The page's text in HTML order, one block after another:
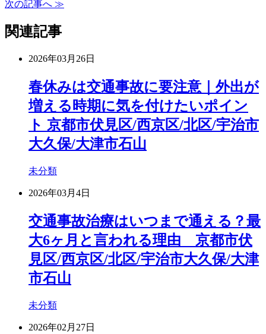
次の記事へ ≫
関連記事
2026年03月26日
春休みは交通事故に要注意｜外出が
増える時期に気を付けたいポイン
ト 京都市伏見区/西京区/北区/宇治市
大久保/大津市石山
未分類
2026年03月4日
交通事故治療はいつまで通える？最
大6ヶ月と言われる理由 京都市伏
見区/西京区/北区/宇治市大久保/大津
市石山
未分類
2026年02月27日